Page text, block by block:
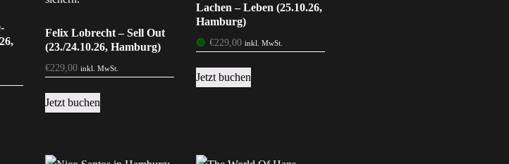
Felix Lobrecht – Sell Out
(23./24.10.26, Hamburg)
€229,00 inkl. MwSt.
Jetzt buchen
Lachen – Leben (25.10.26,
Hamburg)
🟢 €229,00 inkl. MwSt.
Jetzt buchen